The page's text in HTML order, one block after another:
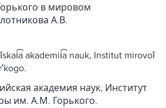
в мировом
А.В.
akademii͡a nauk, Institut mirovoĭ
академия наук, Институт
им. А.М. Горького.